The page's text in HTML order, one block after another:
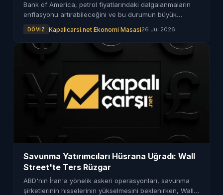
Bank of America, petrol fiyatlarındaki dalgalanmaların
enflasyonu artırabileceğini ve bu durumun büyük
DÖVIZ Kapalicarsi.net Ekonomi Masasi26 Jul 2026
Savunma Yatırımcıları Hüsrana Uğradı: Wall
Street'te Ters Rüzgar
ABD'nin İran'a yönelik askeri operasyonları, savunma
şirketlerinin hisselerinin yükselmesini beklenirken, Wall